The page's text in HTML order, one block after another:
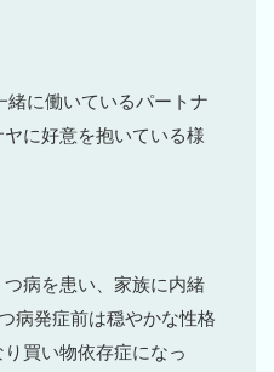
に働いているパートナ
に好意を抱いている様
つ病を患い、家族に内緒
病発症前は穏やかな性格
買い物依存症になっ